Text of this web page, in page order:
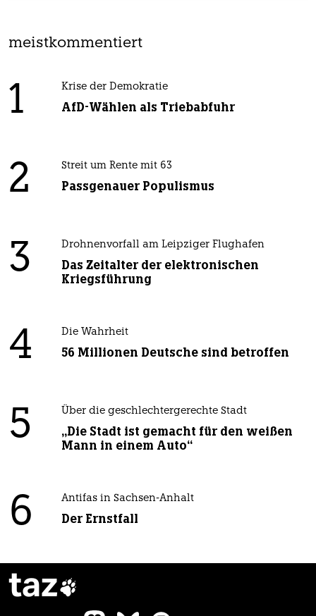
meistkommentiert
1 Krise der Demokratie
AfD-Wählen als Triebabfuhr
2 Streit um Rente mit 63
Passgenauer Populismus
3 Drohnenvorfall am Leipziger Flughafen
Das Zeitalter der elektronischen
Kriegsführung
4 Die Wahrheit
56 Millionen Deutsche sind betroffen
5 Über die geschlechtergerechte Stadt
„Die Stadt ist gemacht für den weißen
Mann in einem Auto“
6 Antifas in Sachsen-Anhalt
Der Ernstfall
taz